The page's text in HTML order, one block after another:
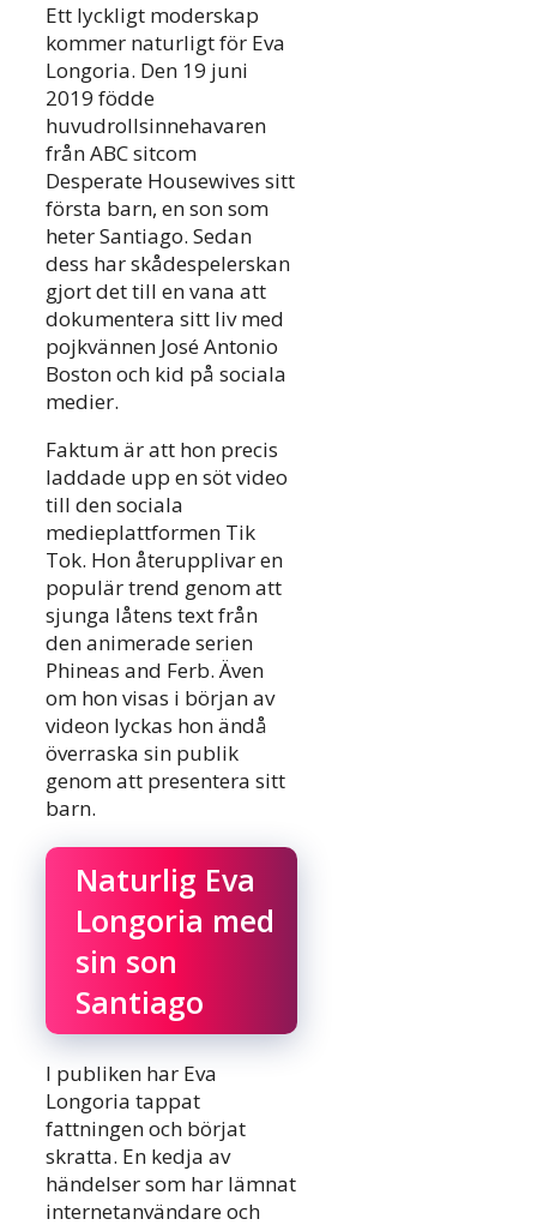
Ett lyckligt moderskap
kommer naturligt för Eva
Longoria. Den 19 juni
2019 födde
huvudrollsinnehavaren
från ABC sitcom
Desperate Housewives sitt
första barn, en son som
heter Santiago. Sedan
dess har skådespelerskan
gjort det till en vana att
dokumentera sitt liv med
pojkvännen José Antonio
Boston och kid på sociala
medier.
Faktum är att hon precis
laddade upp en söt video
till den sociala
medieplattformen Tik
Tok. Hon återupplivar en
populär trend genom att
sjunga låtens text från
den animerade serien
Phineas and Ferb. Även
om hon visas i början av
videon lyckas hon ändå
överraska sin publik
genom att presentera sitt
barn.
Naturlig Eva
Longoria med
sin son
Santiago
I publiken har Eva
Longoria tappat
fattningen och börjat
skratta. En kedja av
händelser som har lämnat
internetanvändare och